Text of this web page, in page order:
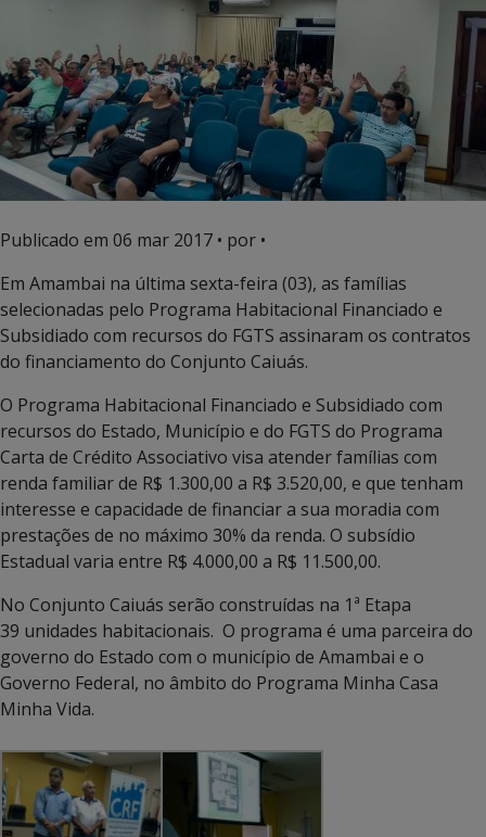
Publicado em 06 mar 2017 • por •
Em Amambai na última sexta-feira (03), as famílias
selecionadas pelo Programa Habitacional Financiado e
Subsidiado com recursos do FGTS assinaram os contratos
do financiamento do Conjunto Caiuás.
O Programa Habitacional Financiado e Subsidiado com
recursos do Estado, Município e do FGTS do Programa
Carta de Crédito Associativo visa atender famílias com
renda familiar de R$ 1.300,00 a R$ 3.520,00, e que tenham
interesse e capacidade de financiar a sua moradia com
prestações de no máximo 30% da renda. O subsídio
Estadual varia entre R$ 4.000,00 a R$ 11.500,00.
No Conjunto Caiuás serão construídas na 1ª Etapa
39 unidades habitacionais. O programa é uma parceira do
governo do Estado com o município de Amambai e o
Governo Federal, no âmbito do Programa Minha Casa
Minha Vida.